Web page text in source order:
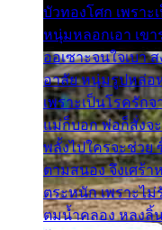
บัวทองโศก เพรา
หนุ่มหลอกเอา เข
ออเซาะจนใจเบา
อาลัย หนุ่มรูปหล่อ
เพราะเป็นโรครัก
แม่ก็บอก พ่อก็สั่งจ
พลั้งไปใครจะช่วย
ตามสนอง จึงเศร้
ตระหนัก เพราะไ
ตมน้ำคลอง หลงลิ้